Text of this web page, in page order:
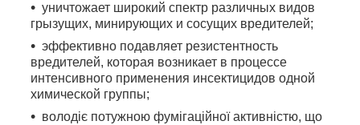
уничтожает широкий спектр различных видов
грызущих, минирующих и сосущих вредителей;
эффективно подавляет резистентность
вредителей, которая возникает в процессе
интенсивного применения инсектицидов одной
химической группы;
володіє потужною фумігаційної активністю, що